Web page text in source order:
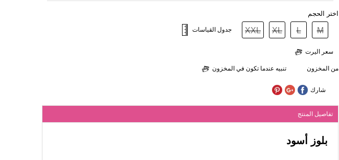
اختر الحجم
M
L
XL
XXL جدول القياسات
سعر اليرت
من المخزون تنبيه عندما تكون في المخزون
شارك
تفاصيل المنتج
بلوز أسود